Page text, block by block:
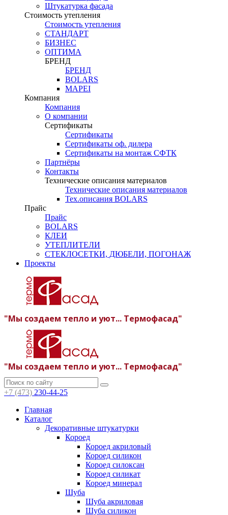
Штукатурка фасада
Стоимость утепления
Стоимость утепления
СТАНДАРТ
БИЗНЕС
ОПТИМА
БРЕНД
БРЕНД
BOLARS
MAPEI
Компания
Компания
О компании
Сертификаты
Сертификаты
Сертификаты оф. дилера
Сертификаты на монтаж СФТК
Партнёры
Контакты
Технические описания материалов
Технические описания материалов
Тех.описания BOLARS
Прайс
Прайс
BOLARS
КЛЕИ
УТЕПЛИТЕЛИ
СТЕКЛОСЕТКИ, ДЮБЕЛИ, ПОГОНАЖ
Проекты
"Мы создаем тепло и уют... Термофасад"
"Мы создаем тепло и уют... Термофасад"
+7 (473) 230-44-25
Главная
Каталог
Декоративные штукатурки
Короед
Короед акриловый
Короед силикон
Короед силоксан
Короед силикат
Короед минерал
Шуба
Шуба акриловая
Шуба силикон